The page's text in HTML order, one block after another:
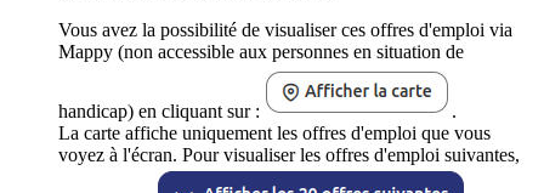
Vous avez la possibilité de visualiser ces offres d'emploi via
Mappy (non accessible aux personnes en situation de
handicap) en cliquant sur :
.
La carte affiche uniquement les offres d'emploi que vous
voyez à l'écran. Pour visualiser les offres d'emploi suivantes,